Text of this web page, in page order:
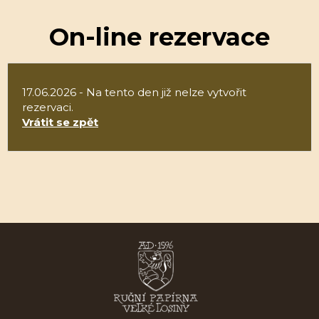
On-line rezervace
17.06.2026 - Na tento den již nelze vytvořit
rezervaci.
Vrátit se zpět